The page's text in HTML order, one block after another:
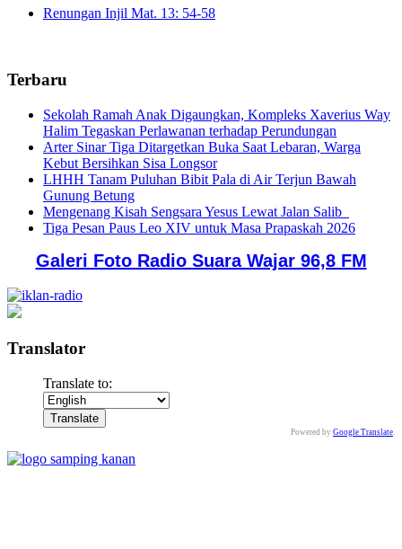
Renungan Injil Mat. 13: 54-58
Terbaru
Sekolah Ramah Anak Digaungkan, Kompleks Xaverius Way
Halim Tegaskan Perlawanan terhadap Perundungan
Arter Sinar Tiga Ditargetkan Buka Saat Lebaran, Warga
Kebut Bersihkan Sisa Longsor
LHHH Tanam Puluhan Bibit Pala di Air Terjun Bawah
Gunung Betung
Mengenang Kisah Sengsara Yesus Lewat Jalan Salib
Tiga Pesan Paus Leo XIV untuk Masa Prapaskah 2026
Galeri Foto Radio Suara Wajar 96,8 FM
Translator
Translate to:
Powered by Google Translate